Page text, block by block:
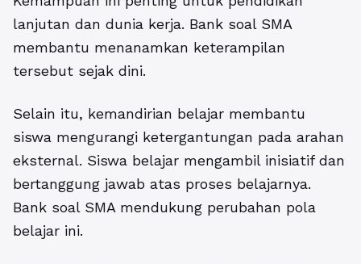
lanjutan dan dunia kerja. Bank soal SMA
membantu menanamkan keterampilan
tersebut sejak dini.
Selain itu, kemandirian belajar membantu
siswa mengurangi ketergantungan pada arahan
eksternal. Siswa belajar mengambil inisiatif dan
bertanggung jawab atas proses belajarnya.
Bank soal SMA mendukung perubahan pola
belajar ini.